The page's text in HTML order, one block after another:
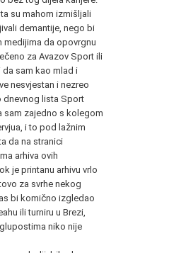
su mahom izmišljali
demantije, nego bi
medijima da opovrgnu
za Avazov Sport ili
da sam kao mlad i
nesvjestan i nezreo
dnevnog lista Sport
sam zajedno s kolegom
i to pod lažnim
da na stranici
arhiva ovih
je printanu arhivu vrlo
za svrhe nekog
bi komično izgledao
ili turniru u Brezi,
niko nije